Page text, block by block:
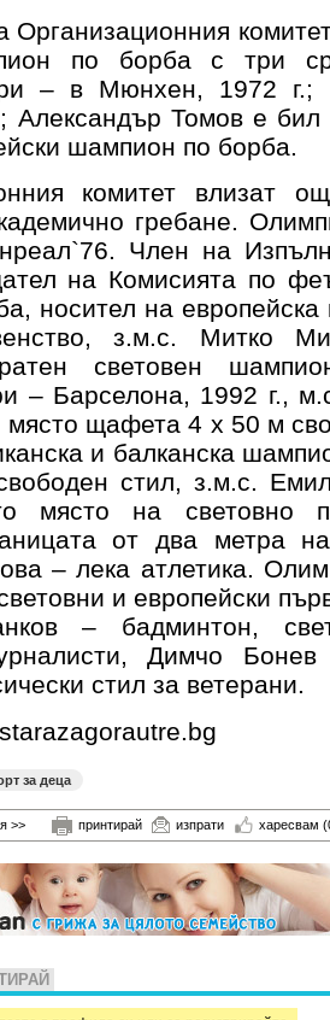
Организационния
по борба с три
– в Мюнхен, 1972
Александър Томов е бил
шампион по борба.
комитет влизат
гребане.
Член на
на Комисията по
носител на европейска
з.м.с. Митко
световен
– Барселона, 1992 г.,
място щафета 4 х 50 м
и балканска
стил, з.м.с.
място на световно
от два метра
– лека атлетика.
и европейски
– бадминтон,
Димчо
стил за ветерани.
за деца
>> принтирай изпрати харесвам